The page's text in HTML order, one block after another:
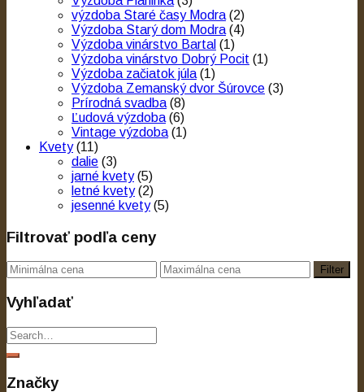
výzdoba Staré časy Modra (2)
Výzdoba Starý dom Modra (4)
Výzdoba vinárstvo Bartal (1)
Výzdoba vinárstvo Dobrý Pocit (1)
Výzdoba začiatok júla (1)
Výzdoba Zemanský dvor Šúrovce (3)
Prírodná svadba (8)
Ľudová výzdoba (6)
Vintage výzdoba (1)
Kvety (11)
dalie (3)
jarné kvety (5)
letné kvety (2)
jesenné kvety (5)
Filtrovať podľa ceny
Filter
Vyhľadať
Značky